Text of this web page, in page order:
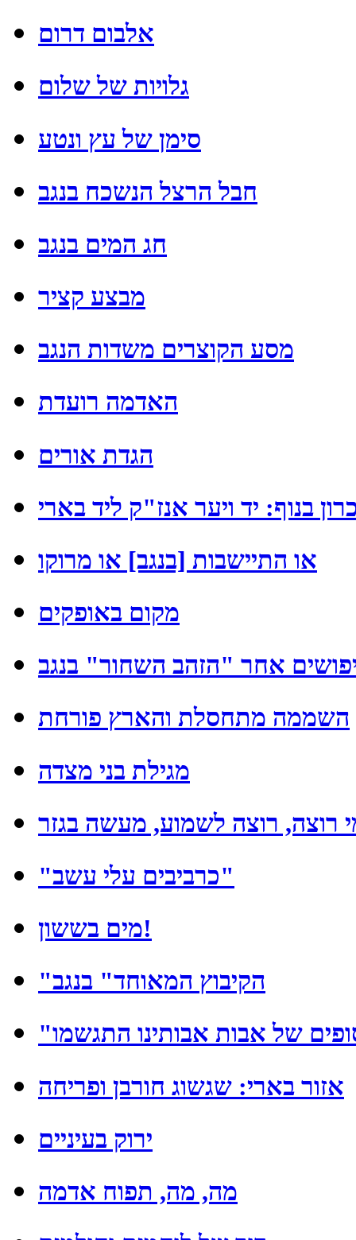
אלבום דרום
גלויות של שלום
סימן של עץ ונטע
חבל הרצל הנשכח בנגב
חג המים בנגב
מבצע קציר
מסע הקוצרים משדות הנגב
האדמה רועדת
הגדת אורים
בנוף: יד ויער אנז"ק ליד בארי
או התיישבות [בנגב] או מרוקו
מקום באופקים
אחר "הזהב השחור" בנגב
השממה מתחסלת והארץ פורחת
מגילת בני מצדה
"כרביבים עלי עשב"
מים בששון!
"הקיבוץ המאוחד" בנגב
אזור בארי: שגשוג חורבן ופריחה
ירוק בעיניים
מה, מה, תפוח אדמה